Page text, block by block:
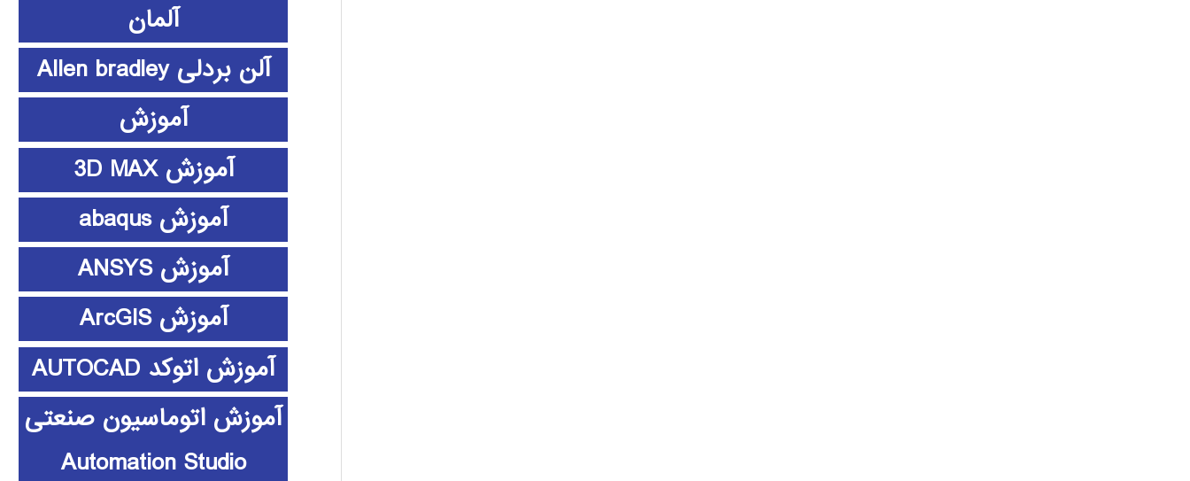
آلمان
آلن بردلی Allen bradley
آموزش
آموزش 3D MAX
آموزش abaqus
آموزش ANSYS
آموزش ArcGIS
آموزش اتوکد AUTOCAD
آموزش اتوماسیون صنعتی
Automation Studio